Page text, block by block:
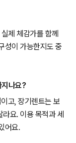
제 체감가를 함께
성이 가능한지도 중
지나요?
고, 장기렌트는 보
요. 이용 목적과 세
어요.